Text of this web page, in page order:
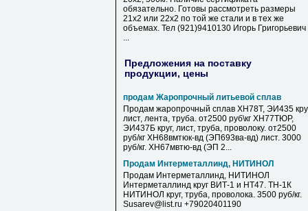
обязательно. Готовы рассмотреть размеры
21х2 или 22х2 по той же стали и в тех же
объемах. Тел (921)9410130 Игорь Григорьевич
...
Предложения на поставку
продукции, цены
продам Жаропрочный литьевой сплав
Продам жаропрочный сплав ХН78Т, ЭИ435
лист, лента, труба. от2500 руб\кг ХН77ТЮР,
ЭИ437Б круг, лист, труба, проволоку. от2500
руб/кг ХН68вмтюк-вд (ЭП693ва-вд) лист. 3000
руб/кг. ХН67мвтю-вд (ЭП 2...
Продам Интерметаллинд, НИТИНОЛ
Продам Интерметаллинд, НИТИНОЛ
Интерметаллинд круг ВИТ-1 и НТ47. ТН-1К
НИТИНОЛ круг, труба, проволока. 3500 руб/кг.
Susarev@list.ru +79020401190